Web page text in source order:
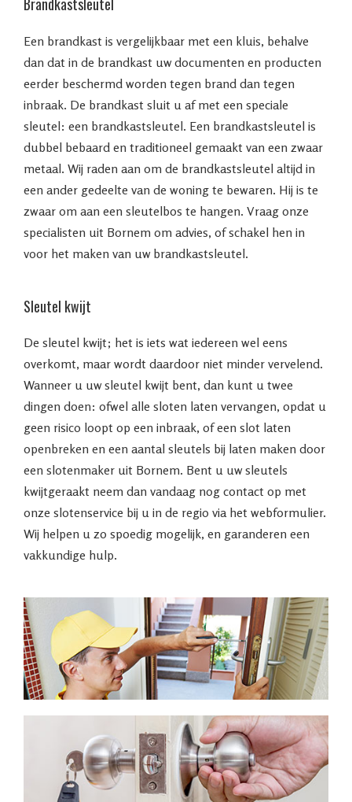
Een brandkast is vergelijkbaar met een kluis, behalve
dan dat in de brandkast uw documenten en producten
eerder beschermd worden tegen brand dan tegen
inbraak. De brandkast sluit u af met een speciale
sleutel: een brandkastsleutel. Een brandkastsleutel is
dubbel bebaard en traditioneel gemaakt van een zwaar
metaal. Wij raden aan om de brandkastsleutel altijd in
een ander gedeelte van de woning te bewaren. Hij is te
zwaar om aan een sleutelbos te hangen. Vraag onze
specialisten uit Bornem om advies, of schakel hen in
voor het maken van uw brandkastsleutel.
Sleutel kwijt
De sleutel kwijt; het is iets wat iedereen wel eens
overkomt, maar wordt daardoor niet minder vervelend.
Wanneer u uw sleutel kwijt bent, dan kunt u twee
dingen doen: ofwel alle sloten laten vervangen, opdat u
geen risico loopt op een inbraak, of een slot laten
openbreken en een aantal sleutels bij laten maken door
een slotenmaker uit Bornem. Bent u uw sleutels
kwijtgeraakt neem dan vandaag nog contact op met
onze slotenservice bij u in de regio via het webformulier.
Wij helpen u zo spoedig mogelijk, en garanderen een
vakkundige hulp.